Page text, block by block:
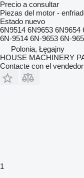
Precio a consultar
Piezas del motor -
Estado nuevo
6N9514 6N9653 6N9654
6N-9514 6N-9653 6N-
Polonia, Łęgajny
HOUSE MACHINERY
Contacte con el vendedor
1